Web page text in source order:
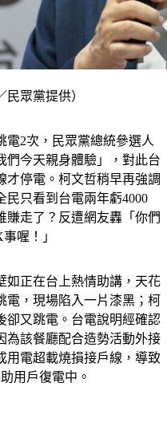
眾黨提供）
電2次，民眾黨總統參選人
們今天親身體驗」，對此台
才停電。柯文哲稍早再強調
民只看到台電兩年虧4000
賺走了？反遭網友轟「你們
喔！」
如正在台上熱情助講，天花
電，現場陷入一片漆黑；柯
卻又跳電。台電說明經確認
為該餐廳配合造勢活動外接
用電超載燒損接戶線，導致
用戶復電中。